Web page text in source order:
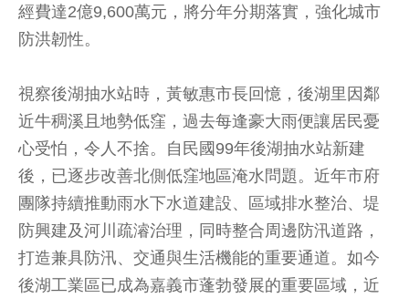
經費達2億9,600萬元，將分年分期落實，強化城市
防洪韌性。
視察後湖抽水站時，黃敏惠市長回憶，後湖里因鄰
近牛稠溪且地勢低窪，過去每逢豪大雨便讓居民憂
心受怕，令人不捨。自民國99年後湖抽水站新建
後，已逐步改善北側低窪地區淹水問題。近年市府
團隊持續推動雨水下水道建設、區域排水整治、堤
防興建及河川疏濬治理，同時整合周邊防汛道路，
打造兼具防汛、交通與生活機能的重要通道。如今
後湖工業區已成為嘉義市蓬勃發展的重要區域，近